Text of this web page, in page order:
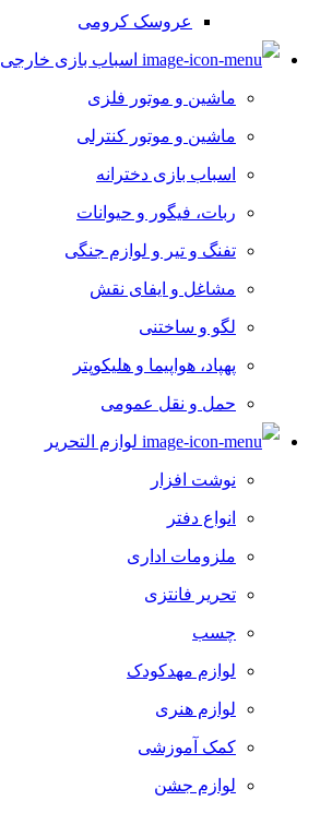
عروسک کرومی
اسباب بازی خارجی
ماشین و موتور فلزی
ماشین و موتور کنترلی
اسباب بازی دخترانه
ربات، فیگور و حیوانات
تفنگ و تیر و لوازم جنگی
مشاغل و ایفای نقش
لگو و ساختنی
پهپاد، هواپیما و هلیکوپتر
حمل و نقل عمومی
لوازم التحریر
نوشت افزار
انواع دفتر
ملزومات اداری
تحریر فانتزی
چسب
لوازم مهدکودک
لوازم هنری
کمک آموزشی
لوازم جشن